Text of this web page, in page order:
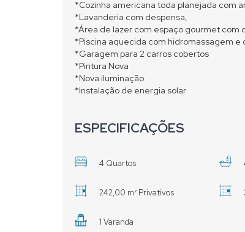
*Cozinha americana toda planejada com
*Lavanderia com despensa,
*Área de lazer com espaço gourmet com
*Piscina aquecida com hidromassagem
*Garagem para 2 carros cobertos
*Pintura Nova
*Nova iluminação
*Instalação de energia solar
ESPECIFICAÇÕES
4 Quartos
242,00 m² Privativos
1 Varanda